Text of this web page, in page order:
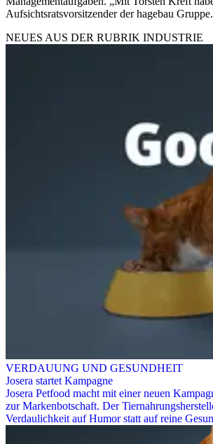
Aufsichtsratsvorsitzender der hagebau Gruppe.
NEUES AUS DER RUBRIK INDUSTRIE
VERDAUUNG UND GESUNDHEIT
Josera startet Kampagne
Josera Petfood macht mit einer neuen
zur Markenbotschaft. Der
Verdaulichkeit auf Humor statt auf reine